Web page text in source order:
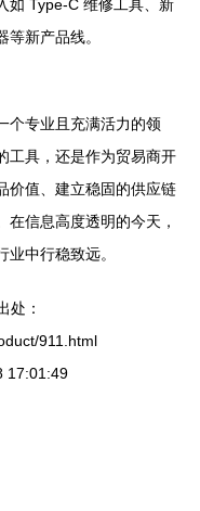
如 Type-C 维修工具、新
新产品线。
个专业且充满活力的领
工具，还是作为贸易商开
价值、建立稳固的供应链
信息高度透明的今天，
中行稳致远。
处：
911.html
17:01:49